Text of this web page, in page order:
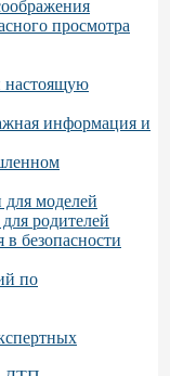
просмотра
настоящую
информация и
для моделей
родителей
в безопасности
по